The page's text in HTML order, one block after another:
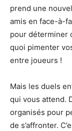
prend une
amis en face-à-
pour déterminer
quoi pimenter
entre joueurs !
Mais les duels
qui vous attend.
organisés pour
de s’affronter.